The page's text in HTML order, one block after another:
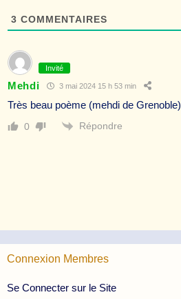
3 COMMENTAIRES
Invité
Mehdi 3 mai 2024 15 h 53 min
Très beau poème (mehdi de Grenoble)
0 Répondre
Connexion Membres
Se Connecter sur le Site